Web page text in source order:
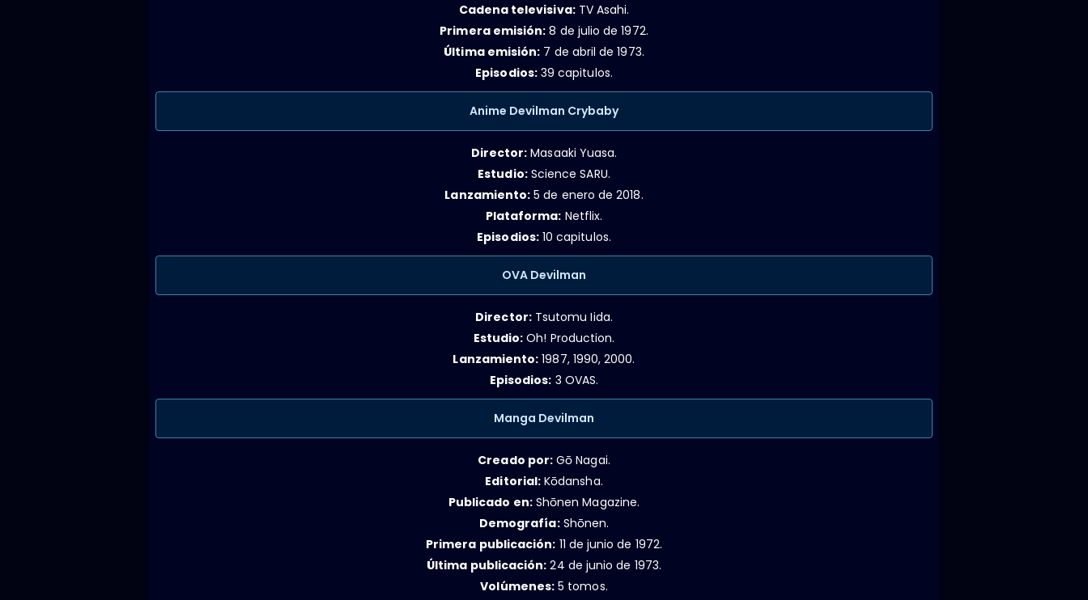
Cadena televisiva:TV Asahi.
Primera emisión: 8 de julio de 1972.
Última emisión: 7 de abril de 1973.
Episodios:39 capitulos.
Anime Devilman Crybaby
Director: Masaaki Yuasa.
Estudio:Science SARU.
Lanzamiento: 5 de enero de 2018.
Plataforma: Netflix.
Episodios:10 capitulos.
OVA Devilman
Director:Tsutomu Iida.
Estudio: Oh! Production.
Lanzamiento: 1987, 1990, 2000.
Episodios: 3 OVAS.
Manga Devilman
Creado por: Gō Nagai.
Editorial: Kōdansha.
Publicado en:Shōnen Magazine.
Demografía:Shōnen.
Primera publicación: 11 de junio de 1972.
Última publicación: 24 de junio de 1973.
Volúmenes: 5 tomos.